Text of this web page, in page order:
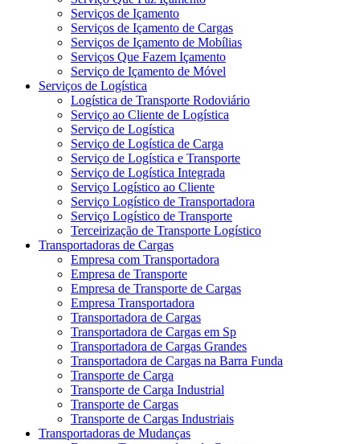
Serviços de Içamento
Serviços de Içamento de Cargas
Serviços de Içamento de Mobílias
Serviços Que Fazem Içamento
Serviço de Içamento de Móvel
Serviços de Logística
Logística de Transporte Rodoviário
Serviço ao Cliente de Logística
Serviço de Logística
Serviço de Logística de Carga
Serviço de Logística e Transporte
Serviço de Logística Integrada
Serviço Logístico ao Cliente
Serviço Logístico de Transportadora
Serviço Logístico de Transporte
Terceirização de Transporte Logístico
Transportadoras de Cargas
Empresa com Transportadora
Empresa de Transporte
Empresa de Transporte de Cargas
Empresa Transportadora
Transportadora de Cargas
Transportadora de Cargas em Sp
Transportadora de Cargas Grandes
Transportadora de Cargas na Barra Funda
Transporte de Carga
Transporte de Carga Industrial
Transporte de Cargas
Transporte de Cargas Industriais
Transportadoras de Mudanças